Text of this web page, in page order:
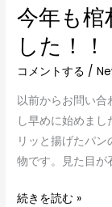
今年も
した！！
コメントする /
以前からお問い
し早めに始めま
リッと揚げたパ
物です。見た目が
し
た！！
続きを読む »